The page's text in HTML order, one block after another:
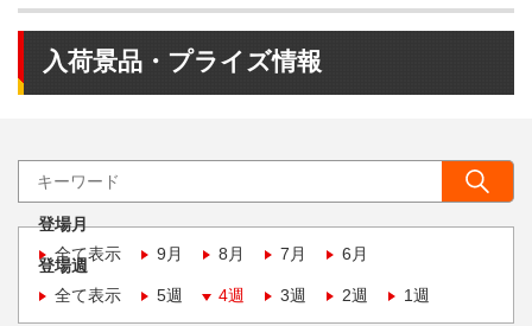
入荷景品・プライズ情報
登場月
全て表示
9月 8月 7月 6月
登場週
全て表示
5週 4週 3週 2週 1週